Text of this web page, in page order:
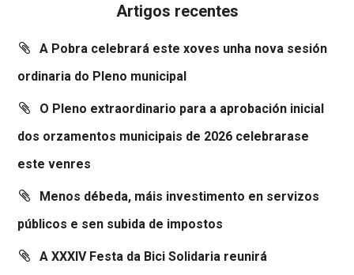
Artigos recentes
A Pobra celebrará este xoves unha nova sesión
ordinaria do Pleno municipal
O Pleno extraordinario para a aprobación inicial
dos orzamentos municipais de 2026 celebrarase
este venres
Menos débeda, máis investimento en servizos
públicos e sen subida de impostos
A XXXIV Festa da Bici Solidaria reunirá